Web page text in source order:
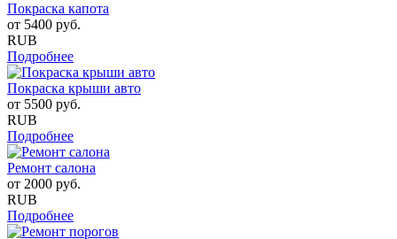
Покраска капота
от 5400 руб.
RUB
Подробнее
Покраска крыши авто
от 5500 руб.
RUB
Подробнее
Ремонт салона
от 2000 руб.
RUB
Подробнее